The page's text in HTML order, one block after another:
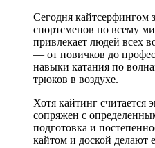
Сегодня кайтсерфингом
спортсменов по всему
привлекает людей всех
— от новичков до
навыки катания по
трюков в воздухе.
Хотя кайтинг считается
сопряжен с
подготовка и
кайтом и доской делают